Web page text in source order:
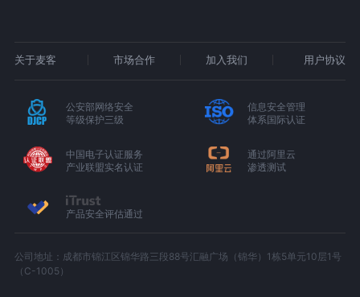
关于麦客 市场合作 加入我们 用户协议
公安部网络安全
等级保护三级
信息安全管理
体系国际认证
中国电子认证服务
产业联盟实名认证
通过阿里云
渗透测试
产品安全评估通过
公司地址：成都市锦江区锦华路三段88号汇融广场（锦华）1栋5单元10层1号
（C-1005）